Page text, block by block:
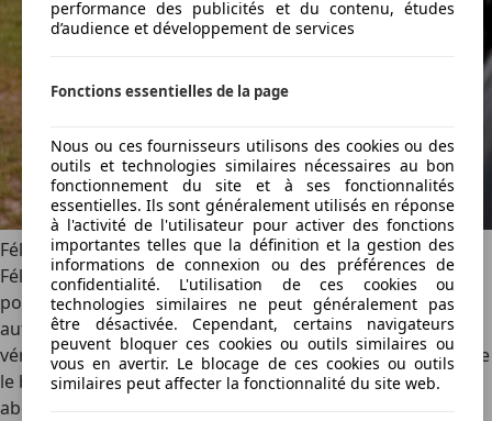
Félix Bouland
Félix Bouland couvre l'actualité automobile et les essais
pour AutoScout24 depuis 2019, avec une plume nourrie
autant par la passion des belles mécaniques que par une
véritable curiosité pour la technologie. Il est convaincu que
le break confortable, mais rapide, est la forme la plus
aboutie de l'automobile. Son véritable coup de cœur ?
performance des publicités et du contenu, études
d’audience et développement de services
Fonctions essentielles de la page
Nous ou ces fournisseurs utilisons des cookies ou des
outils et technologies similaires nécessaires au bon
fonctionnement du site et à ses fonctionnalités
essentielles. Ils sont généralement utilisés en réponse
à l'activité de l'utilisateur pour activer des fonctions
importantes telles que la définition et la gestion des
informations de connexion ou des préférences de
confidentialité. L'utilisation de ces cookies ou
technologies similaires ne peut généralement pas
être désactivée. Cependant, certains navigateurs
peuvent bloquer ces cookies ou outils similaires ou
vous en avertir. Le blocage de ces cookies ou outils
similaires peut affecter la fonctionnalité du site web.